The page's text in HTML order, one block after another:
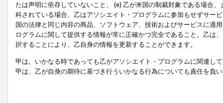
たは声明に依存していないこと、 (e) 乙が米国の制裁対象である場合
科されている場合、乙はアソシエイト・プログラムに参加もせずサー
国の法律と同じ内容の商品、ソフトウェア、技術およびサービスに適
ログラムに関して提供する情報が常に正確かつ完全であること。乙は
択することにより、乙自身の情報を更新することができます。
甲は、いかなる時であっても乙がアソシエイト・プログラムに関連し
甲は、乙が自身の期待に基づき行ういかなる行為についても責任を負